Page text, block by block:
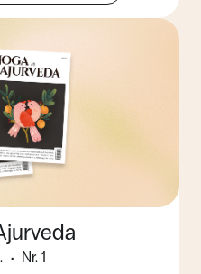
Nr. 1